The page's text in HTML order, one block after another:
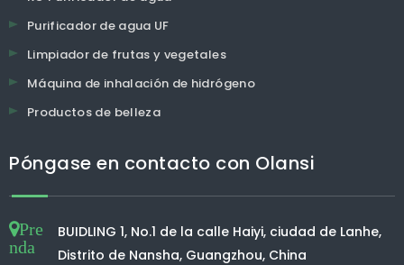
Purificador de agua UF
Limpiador de frutas y vegetales
Máquina de inhalación de hidrógeno
Productos de belleza
Póngase en contacto con Olansi
Pre
nda
BUIDLING 1, No.1 de la calle Haiyi, ciudad de Lanhe,
Distrito de Nansha, Guangzhou, China